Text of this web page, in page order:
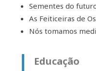
Sementes do
As Feiticeiras de
Nós tomamos
Educação